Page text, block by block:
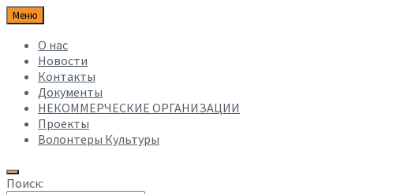
Меню
О нас
Новости
Контакты
Документы
НЕКОММЕРЧЕСКИЕ ОРГАНИЗАЦИИ
Проекты
Волонтеры Культуры
Поиск: